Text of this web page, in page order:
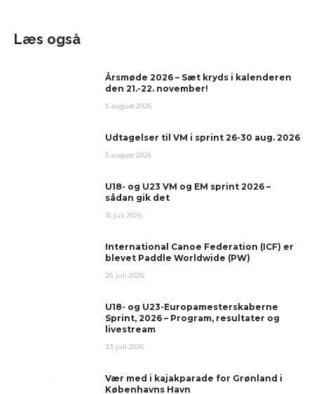
Læs også
Årsmøde 2026 – Sæt kryds i kalenderen
den 21.-22. november!
5. august 2026
Udtagelser til VM i sprint 26-30 aug. 2026
5. august 2026
U18- og U23 VM og EM sprint 2026 –
sådan gik det
31. juli 2026
International Canoe Federation (ICF) er
blevet Paddle Worldwide (PW)
26. juli 2026
U18- og U23-Europamesterskaberne
Sprint, 2026 – Program, resultater og
livestream
23. juli 2026
Vær med i kajakparade for Grønland i
Københavns Havn